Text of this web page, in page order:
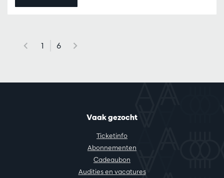
1 6
Vaak gezocht
Ticketinfo
Abonnementen
Cadeaubon
Audities en vacatures